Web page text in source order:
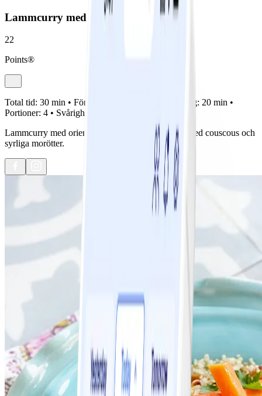
Lammcurry med fruktig couscous
22
Points®
Total tid: 30 min • Förberedelse: Tillagning: 20 min •
Portioner: 4 • Svårighetsgrad:
Lammcurry med orientaliska influenser. Serveras med couscous och
syrliga morötter.